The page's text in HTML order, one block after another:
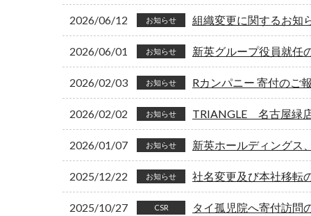
2026/06/12 お知らせ 組織変更に関するお知
2026/06/01 お知らせ 新英グループ役員就任
2026/02/03 お知らせ Rカンパニー 寄付のご
2026/02/02 お知らせ TRIANGLE 名古屋緑
2026/01/07 お知らせ 新英ホールディングス
2025/12/22 お知らせ 社名変更及び本社移転
2025/10/27 CSR タイ孤児院へ寄付訪問